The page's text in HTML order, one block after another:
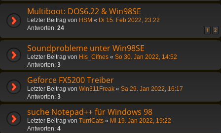
Multiboot: DOS6.22 & Win98SE
Letzter Beitrag von HSM « Di 15. Feb 2022, 23:22
Antworten: 24 1 2
Soundprobleme unter Win98SE
Letzter Beitrag von His_Cifnes « So 30. Jan 2022, 14:52
Antworten: 3
Geforce FX5200 Treiber
Letzter Beitrag von Win311Freak « Sa 29. Jan 2022, 16:17
Antworten: 3
suche Notepad++ für Windows 98
Letzter Beitrag von TurriCats « Mi 19. Jan 2022, 19:22
Antworten: 4